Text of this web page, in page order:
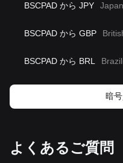
BSCPAD から JPY
BSCPAD から GBP
BSCPAD から BRL
暗
よくあるご質問